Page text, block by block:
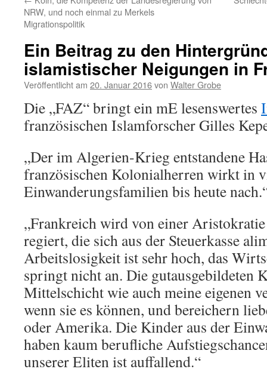
NRW, und noch einmal zu Merkels
Migrationspolitik
Ein Beitrag zu den
islamistischer Neigungen in
Veröffentlicht am 20. Januar 2016von Walter Grobe
Die „FAZ“ bringt ein mE lesenswertes
französischen Islamforscher Gilles
„Der im Algerien-Krieg entstandene
französischen Kolonialherren wirkt in
Einwanderungsfamilien bis heute
„Frankreich wird von einer Aristokratie
regiert, die sich aus der Steuerkasse
Arbeitslosigkeit ist sehr hoch, das
springt nicht an. Die gutausgebildeten
Mittelschicht wie auch meine eigenen
wenn sie es können, und bereichern
oder Amerika. Die Kinder aus der
haben kaum berufliche
unserer Eliten ist auffallend.“